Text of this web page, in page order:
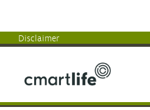
Disclaimer